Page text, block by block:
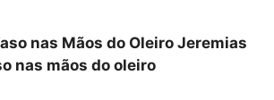
nas Mãos do Oleiro Jeremias
nas mãos do oleiro